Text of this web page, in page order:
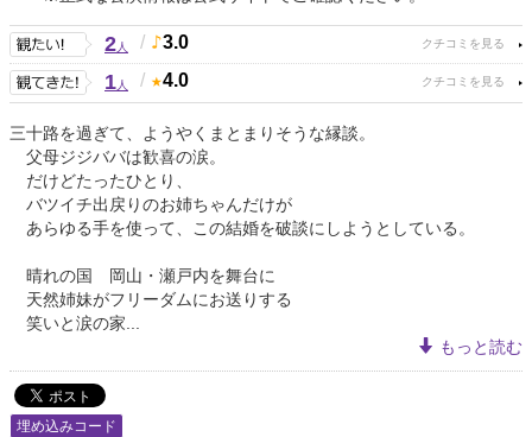
2人 / 3.0
1人 / 4.0
三十路を過ぎて、ようやくまとまりそうな縁談。
父母ジジババは歓喜の涙。
だけどたったひとり、
バツイチ出戻りのお姉ちゃんだけが
あらゆる手を使って、この結婚を破談にしようとしている。
晴れの国 岡山・瀬戸内を舞台に
天然姉妹がフリーダムにお送りする
笑いと涙の家...
もっと読む
埋め込みコード